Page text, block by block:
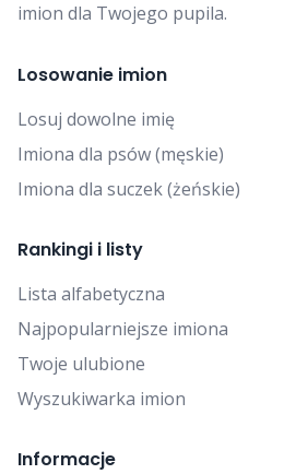
imion dla Twojego pupila.
Losowanie imion
Losuj dowolne imię
Imiona dla psów (męskie)
Imiona dla suczek (żeńskie)
Rankingi i listy
Lista alfabetyczna
Najpopularniejsze imiona
Twoje ulubione
Wyszukiwarka imion
Informacje